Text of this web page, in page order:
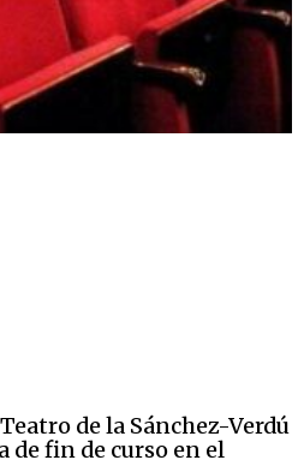
de la Sánchez-Verdú
de fin de curso en el